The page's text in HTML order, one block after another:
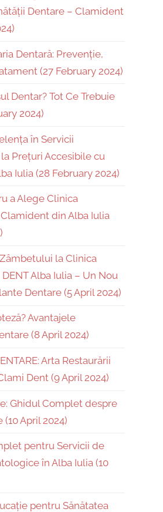
Dentare – Clamident
Dentară: Prevenție,
(27 February 2024)
Dentar? Tot Ce Trebuie
2024)
în Servicii
Prețuri Accesibile cu
Iulia (28 February 2024)
a Alege Clinica
din Alba Iulia
la Clinica
Alba Iulia – Un Nou
Dentare (5 April 2024)
Avantajele
(8 April 2024)
Arta Restaurării
Dent (9 April 2024)
Ghidul Complet despre
April 2024)
pentru Servicii de
în Alba Iulia (10
pentru Sănătatea